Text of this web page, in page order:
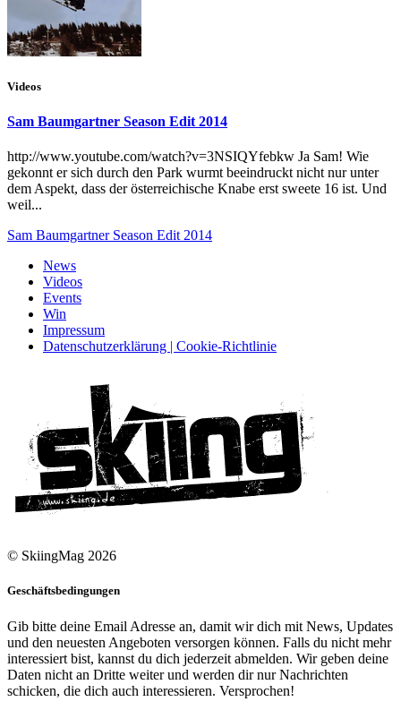
Videos
Sam Baumgartner Season Edit 2014
http://www.youtube.com/watch?v=3NSIQYfebkw Ja Sam! Wie
gekonnt er sich durch den Park wurmt beeindruckt nicht nur unter
dem Aspekt, dass der österreichische Knabe erst sweete 16 ist. Und
weil...
Sam Baumgartner Season Edit 2014
News
Videos
Events
Win
Impressum
Datenschutzerklärung | Cookie-Richtlinie
© SkiingMag 2026
Geschäftsbedingungen
Gib bitte deine Email Adresse an, damit wir dich mit News, Updates
und den neuesten Angeboten versorgen können. Falls du nicht mehr
interessiert bist, kannst du dich jederzeit abmelden. Wir geben deine
Daten nicht an Dritte weiter und werden dir nur Nachrichten
schicken, die dich auch interessieren. Versprochen!